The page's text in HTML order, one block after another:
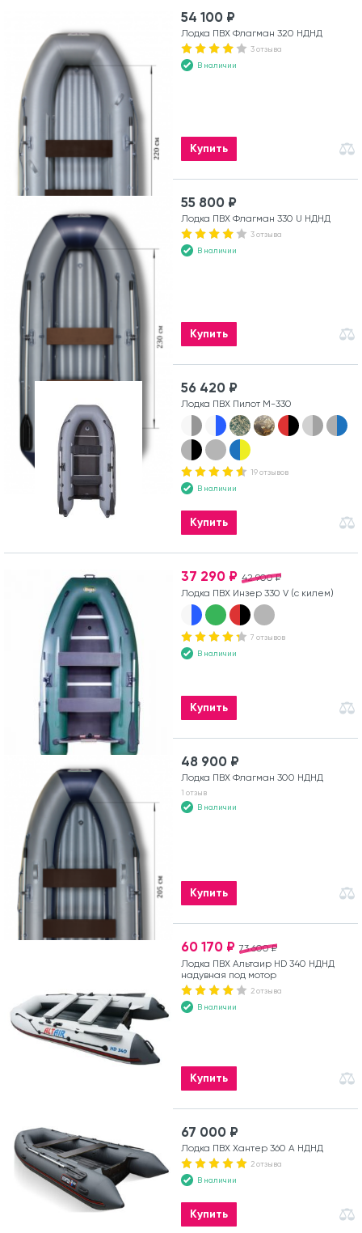
54 100 ₽
Лодка ПВХ Флагман 320 НДНД
3 отзыва
В наличии
Купить
55 800 ₽
Лодка ПВХ Флагман 330 U НДНД
3 отзыва
В наличии
Купить
56 420 ₽
Лодка ПВХ Пилот М-330
19 отзывов
В наличии
Купить
42 900 ₽
37 290 ₽
Лодка ПВХ Инзер 330 V (с килем)
7 отзывов
В наличии
Купить
48 900 ₽
Лодка ПВХ Флагман 300 НДНД
1 отзыв
В наличии
Купить
73 600 ₽
60 170 ₽
Лодка ПВХ Альтаир HD 340 НДНД
надувная под мотор
2 отзыва
В наличии
Купить
67 000 ₽
Лодка ПВХ Хантер 360 А НДНД
2 отзыва
В наличии
Купить